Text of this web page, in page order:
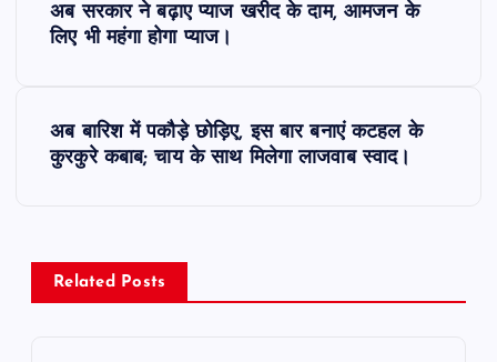
a
v
अब सरकार ने बढ़ाए प्याज खरीद के दाम, आमजन के
लिए भी महंगा होगा प्याज।
अब बारिश में पकौड़े छोड़िए, इस बार बनाएं कटहल के
कुरकुरे कबाब; चाय के साथ मिलेगा लाजवाब स्वाद।
Related Posts